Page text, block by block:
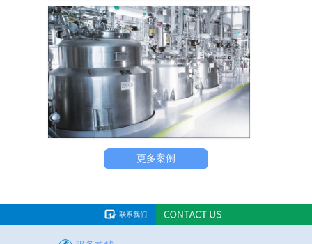
真空乳化罐的洗发水厂家
更多案例